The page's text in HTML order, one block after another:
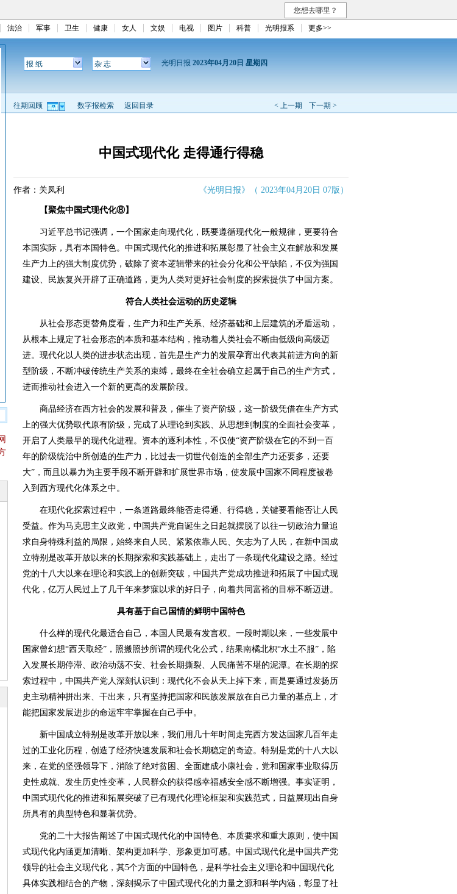
您想去哪里？
法治 军事 卫生 健康 女人 文娱 电视 图片 科普 光明报系 更多>>
报 纸 杂 志 光明日报 2023年04月20日 星期四
< 上一期 下一期 >
往期回顾 数字报检索 返回目录
中国式现代化 走得通行得稳
作者：关凤利 《光明日报》（ 2023年04月20日 07版）
【聚焦中国式现代化⑧】
习近平总书记强调，一个国家走向现代化，既要遵循现代化一般规律，更要符合
本国实际，具有本国特色。中国式现代化的推进和拓展彰显了社会主义在解放和发展
生产力上的强大制度优势，破除了资本逻辑带来的社会分化和公平缺陷，不仅为强国
建设、民族复兴开辟了正确道路，更为人类对更好社会制度的探索提供了中国方案。
符合人类社会运动的历史逻辑
从社会形态更替角度看，生产力和生产关系、经济基础和上层建筑的矛盾运动，
从根本上规定了社会形态的本质和基本结构，推动着人类社会不断由低级向高级迈
进。现代化以人类的进步状态出现，首先是生产力的发展孕育出代表其前进方向的新
型阶级，不断冲破传统生产关系的束缚，最终在全社会确立起属于自己的生产方式，
进而推动社会进入一个新的更高的发展阶段。
商品经济在西方社会的发展和普及，催生了资产阶级，这一阶级凭借在生产方式
上的强大优势取代原有阶级，完成了从理论到实践、从思想到制度的全面社会变革，
开启了人类最早的现代化进程。资本的逐利本性，不仅使“资产阶级在它的不到一百
年的阶级统治中所创造的生产力，比过去一切世代创造的全部生产力还要多，还要
大”，而且以暴力为主要手段不断开辟和扩展世界市场，使发展中国家不同程度被卷
入到西方现代化体系之中。
在现代化探索过程中，一条道路最终能否走得通、行得稳，关键要看能否让人民
受益。作为马克思主义政党，中国共产党自诞生之日起就摆脱了以往一切政治力量追
求自身特殊利益的局限，始终来自人民、紧紧依靠人民、矢志为了人民，在新中国成
立特别是改革开放以来的长期探索和实践基础上，走出了一条现代化建设之路。经过
党的十八大以来在理论和实践上的创新突破，中国共产党成功推进和拓展了中国式现
代化，亿万人民过上了几千年来梦寐以求的好日子，向着共同富裕的目标不断迈进。
具有基于自己国情的鲜明中国特色
什么样的现代化最适合自己，本国人民最有发言权。一段时期以来，一些发展中
国家曾幻想“西天取经”，照搬照抄所谓的现代化公式，结果南橘北枳“水土不服”，陷
入发展长期停滞、政治动荡不安、社会长期撕裂、人民痛苦不堪的泥潭。在长期的探
索过程中，中国共产党人深刻认识到：现代化不会从天上掉下来，而是要通过发扬历
史主动精神拼出来、干出来，只有坚持把国家和民族发展放在自己力量的基点上，才
能把国家发展进步的命运牢牢掌握在自己手中。
新中国成立特别是改革开放以来，我们用几十年时间走完西方发达国家几百年走
过的工业化历程，创造了经济快速发展和社会长期稳定的奇迹。特别是党的十八大以
来，在党的坚强领导下，消除了绝对贫困、全面建成小康社会，党和国家事业取得历
史性成就、发生历史性变革，人民群众的获得感幸福感安全感不断增强。事实证明，
中国式现代化的推进和拓展突破了已有现代化理论框架和实践范式，日益展现出自身
所具有的典型特色和显著优势。
党的二十大报告阐述了中国式现代化的中国特色、本质要求和重大原则，使中国
式现代化内涵更加清晰、架构更加科学、形象更加可感。中国式现代化是中国共产党
领导的社会主义现代化，其5个方面的中国特色，是科学社会主义理论和中国现代化
具体实践相结合的产物，深刻揭示了中国式现代化的力量之源和科学内涵，彰显了社